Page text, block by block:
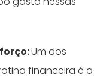
Um dos
financeira é a